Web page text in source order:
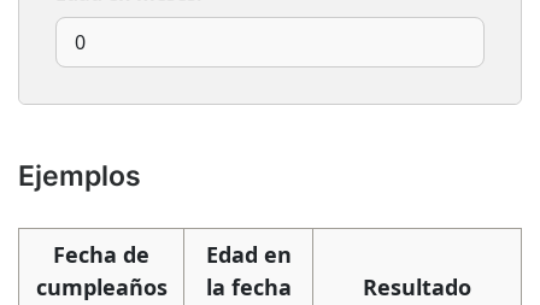
Ejemplos
Fecha de
cumpleaños
Edad en
la fecha
Resultado